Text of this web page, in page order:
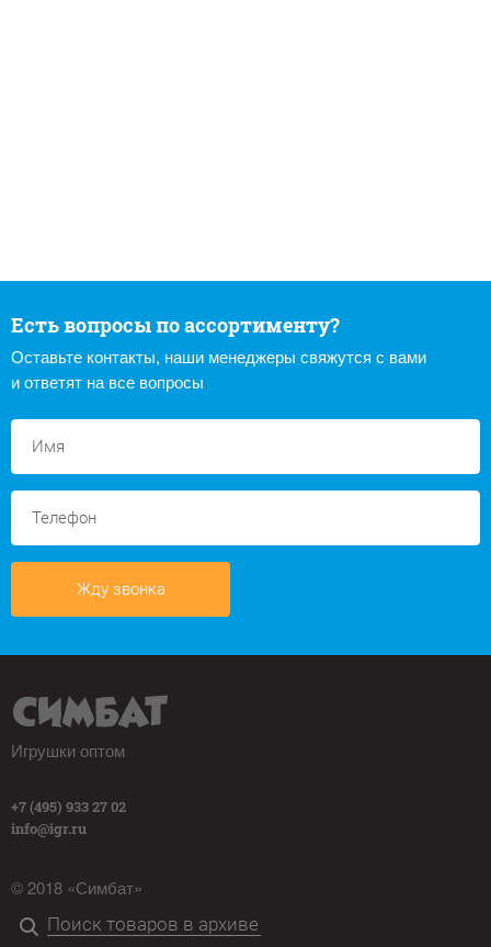
Есть вопросы по ассортименту?
Оставьте контакты, наши менеджеры свяжутся с вами
и ответят на все вопросы
Жду звонка
Игрушки оптом
+7 (495) 933 27 02
info@igr.ru
© 2018 «Симбат»